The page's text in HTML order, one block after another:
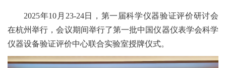
2025年10月23-24日，第一届科学仪器验证评价研讨会
在杭州举行，会议期间举行了第一批中国仪器仪表学会科学
仪器设备验证评价中心联合实验室授牌仪式。